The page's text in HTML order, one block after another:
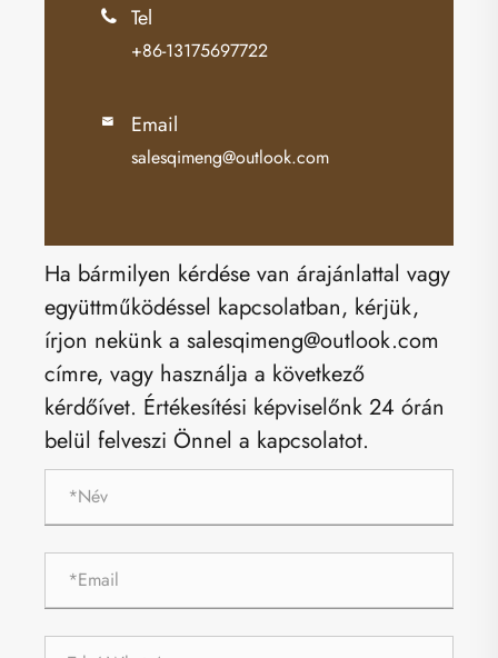
 Tel
+86-13175697722
 Email
salesqimeng@outlook.com
Ha bármilyen kérdése van árajánlattal vagy
együttműködéssel kapcsolatban, kérjük,
írjon nekünk a salesqimeng@outlook.com
címre, vagy használja a következő
kérdőívet. Értékesítési képviselőnk 24 órán
belül felveszi Önnel a kapcsolatot.